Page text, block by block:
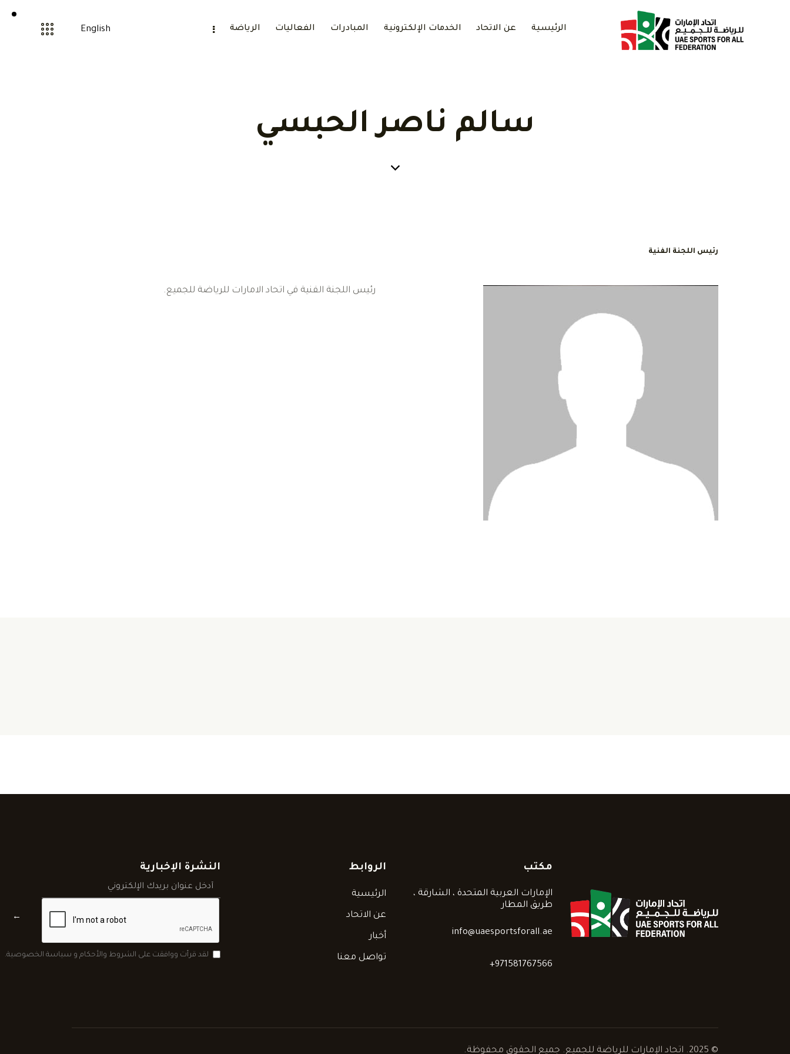
الرئيسية عن الاتحاد الخدمات الإلكترونية المبادرات الفعاليات الرياضة English
سالم ناصر الحبسي
رئيس اللجنة الفنية
رئيس اللجنة الفنية في اتحاد الامارات للرياضة للجميع.
مكتب
الإمارات العربية المتحدة ، الشارقة ،
طريق المطار
info@uaesportsforall.ae
+971581767566
الروابط
الرئيسية
عن الاتحاد
أخبار
تواصل معنا
النشرة الإخبارية
←
لقد قرأت ووافقت على الشروط والأحكام و سياسة الخصوصية.
© 2025. اتحاد الإمارات للرياضة للجميع. جميع الحقوق محفوظة.